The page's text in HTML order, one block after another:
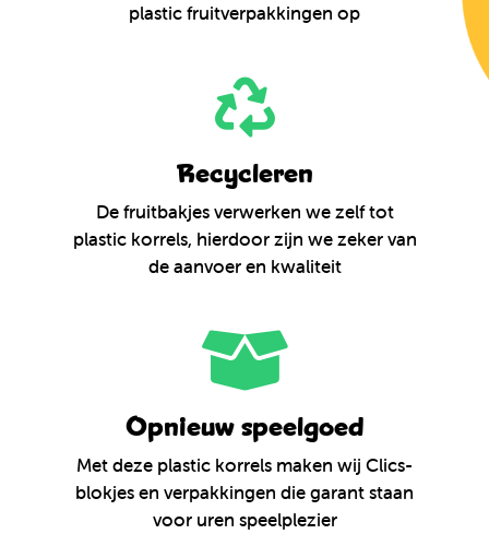
plastic fruitverpakkingen op
Recycleren
De fruitbakjes verwerken we zelf tot
plastic korrels, hierdoor zijn we zeker van
de aanvoer en kwaliteit
Opnieuw speelgoed
Met deze plastic korrels maken wij Clics-
blokjes en verpakkingen die garant staan
voor uren speelplezier